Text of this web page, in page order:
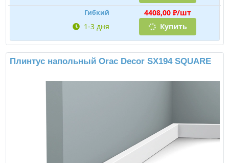
Гибкий
4408,00 ₽/шт
1-3 дня
Купить
Плинтус напольный Orac Decor SX194 SQUARE